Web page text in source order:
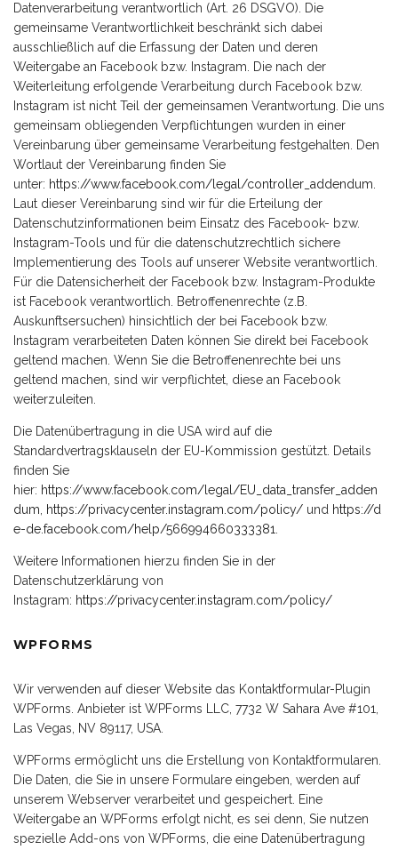
Datenverarbeitung verantwortlich (Art. 26 DSGVO). Die
gemeinsame Verantwortlichkeit beschränkt sich dabei
ausschließlich auf die Erfassung der Daten und deren
Weitergabe an Facebook bzw. Instagram. Die nach der
Weiterleitung erfolgende Verarbeitung durch Facebook bzw.
Instagram ist nicht Teil der gemeinsamen Verantwortung. Die uns
gemeinsam obliegenden Verpflichtungen wurden in einer
Vereinbarung über gemeinsame Verarbeitung festgehalten. Den
Wortlaut der Vereinbarung finden Sie
unter: https://www.facebook.com/legal/controller_addendum
Laut dieser Vereinbarung sind wir für die Erteilung der
Datenschutzinformationen beim Einsatz des Facebook- bzw.
Instagram-Tools und für die datenschutzrechtlich sichere
Implementierung des Tools auf unserer Website verantwortlich.
Für die Datensicherheit der Facebook bzw. Instagram-Produkte
ist Facebook verantwortlich. Betroffenenrechte (z.B.
Auskunftsersuchen) hinsichtlich der bei Facebook bzw.
Instagram verarbeiteten Daten können Sie direkt bei Facebook
geltend machen. Wenn Sie die Betroffenenrechte bei uns
geltend machen, sind wir verpflichtet, diese an Facebook
weiterzuleiten.
Die Datenübertragung in die USA wird auf die
Standardvertragsklauseln der EU-Kommission gestützt. Details
finden Sie
hier: https://www.facebook.com/legal/EU_data_transfer_adden
dum
https://privacycenter.instagram.com/policy/ und https://d
e-de.facebook.com/help/566994660333381
Weitere Informationen hierzu finden Sie in der
Datenschutzerklärung von
Instagram: https://privacycenter.instagram.com/policy/
WPFORMS
Wir verwenden auf dieser Website das Kontaktformular-Plugin
WPForms. Anbieter ist WPForms LLC, 7732 W Sahara Ave #101,
Las Vegas, NV 89117, USA.
WPForms ermöglicht uns die Erstellung von Kontaktformularen.
Die Daten, die Sie in unsere Formulare eingeben, werden auf
unserem Webserver verarbeitet und gespeichert. Eine
Weitergabe an WPForms erfolgt nicht, es sei denn, Sie nutzen
spezielle Add-ons von WPForms, die eine Datenübertragung